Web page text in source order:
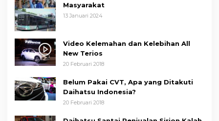
Masyarakat
13 Januari 2024
Video Kelemahan dan Kelebihan All
New Terios
20 Februari 2018
Belum Pakai CVT, Apa yang Ditakuti
Daihatsu Indonesia?
20 Februari 2018